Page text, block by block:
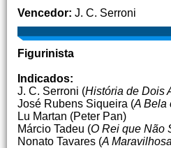
Vencedor: J. C. Serroni
Figurinista
Indicados:
J. C. Serroni (História de Dois
José Rubens Siqueira (A Bela
Lu Martan (Peter Pan)
Márcio Tadeu (O Rei que Não
Nonato Tavares (A